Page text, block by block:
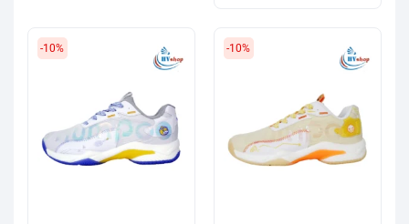
1.850.000₫.
1.450.000₫.
-10% -10%